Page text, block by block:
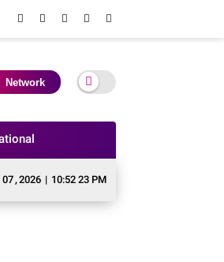
Network
07,2026 | 10:52 23 PM
Kerukunan dan Stabilitas Kamtibmas